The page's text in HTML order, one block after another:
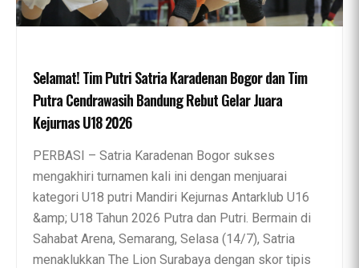
Selamat! Tim Putri Satria Karadenan Bogor dan Tim
Putra Cendrawasih Bandung Rebut Gelar Juara
Kejurnas U18 2026
PERBASI – Satria Karadenan Bogor sukses
mengakhiri turnamen kali ini dengan menjuarai
kategori U18 putri Mandiri Kejurnas Antarklub U16
&amp; U18 Tahun 2026 Putra dan Putri. Bermain di
Sahabat Arena, Semarang, Selasa (14/7), Satria
menaklukkan The Lion Surabaya dengan skor tipis